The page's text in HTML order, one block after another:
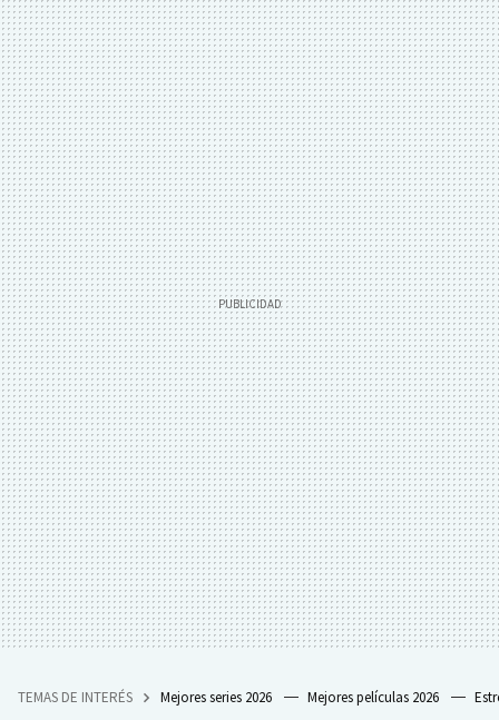
TEMAS DE INTERÉS Mejores series 2026 Mejores películas 2026